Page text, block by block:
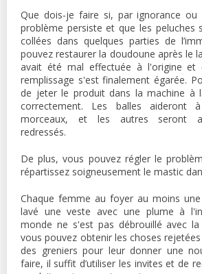
Que dois-je faire si, par ignorance ou
problème persiste et que les peluches
collées dans quelques parties de
pouvez restaurer la doudoune après le
avait été mal effectuée à l'origine et
remplissage s'est finalement égarée.
de jeter le produit dans la machine à
correctement. Les balles aideront
morceaux, et les autres seront
redressés.
De plus, vous pouvez régler le
répartissez soigneusement le mastic
Chaque femme au foyer au moins
lavé une veste avec une plume à
monde ne s'est pas débrouillé avec
vous pouvez obtenir les choses
des greniers pour leur donner une
faire, il suffit d’utiliser les invites et de